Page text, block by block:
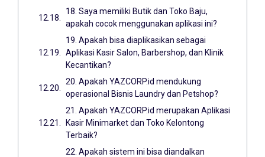
18. Saya memiliki Butik dan Toko Baju,
apakah cocok menggunakan aplikasi ini?
19. Apakah bisa diaplikasikan sebagai
Aplikasi Kasir Salon, Barbershop, dan Klinik
Kecantikan?
20. Apakah YAZCORP.id mendukung
operasional Bisnis Laundry dan Petshop?
21. Apakah YAZCORP.id merupakan Aplikasi
Kasir Minimarket dan Toko Kelontong
Terbaik?
22. Apakah sistem ini bisa diandalkan